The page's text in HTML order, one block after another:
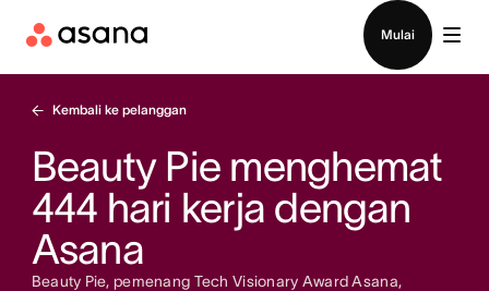
Mulai
Kembali ke pelanggan
Beauty Pie menghemat
444 hari kerja dengan
Asana
Beauty Pie, pemenang Tech Visionary Award Asana,